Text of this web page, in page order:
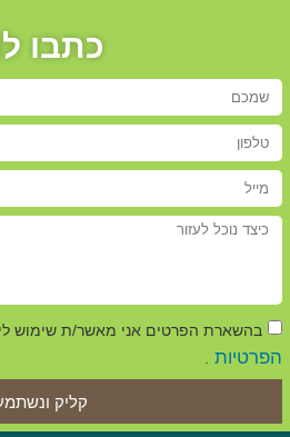
כתבו
בהשארת הפרטים אני מאשר/ת שימוש
הפרטיות .
קליק